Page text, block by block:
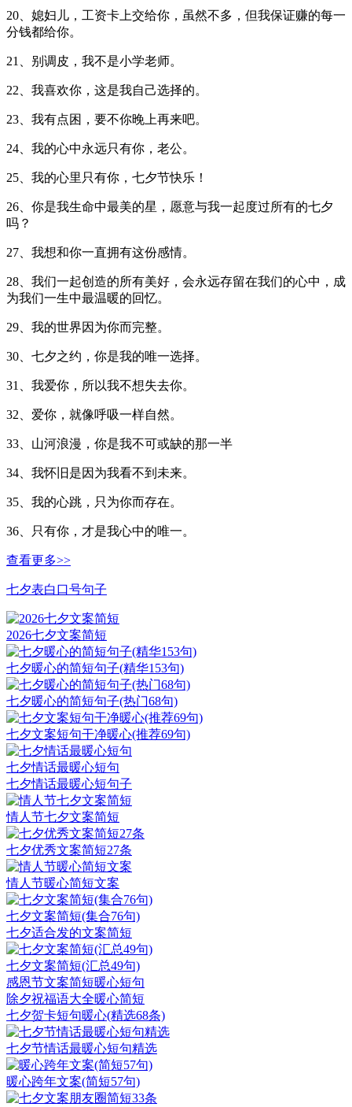
20、媳妇儿，工资卡上交给你，虽然不多，但我保证赚的每一
分钱都给你。
21、别调皮，我不是小学老师。
22、我喜欢你，这是我自己选择的。
23、我有点困，要不你晚上再来吧。
24、我的心中永远只有你，老公。
25、我的心里只有你，七夕节快乐！
26、你是我生命中最美的星，愿意与我一起度过所有的七夕
吗？
27、我想和你一直拥有这份感情。
28、我们一起创造的所有美好，会永远存留在我们的心中，成
为我们一生中最温暖的回忆。
29、我的世界因为你而完整。
30、七夕之约，你是我的唯一选择。
31、我爱你，所以我不想失去你。
32、爱你，就像呼吸一样自然。
33、山河浪漫，你是我不可或缺的那一半
34、我怀旧是因为我看不到未来。
35、我的心跳，只为你而存在。
36、只有你，才是我心中的唯一。
查看更多>>
七夕表白口号句子
2026七夕文案简短
七夕暖心的简短句子(精华153句)
七夕暖心的简短句子(热门68句)
七夕文案短句干净暖心(推荐69句)
七夕情话最暖心短句
七夕情话最暖心短句子
情人节七夕文案简短
七夕优秀文案简短27条
情人节暖心简短文案
七夕文案简短(集合76句)
七夕适合发的文案简短
七夕文案简短(汇总49句)
感恩节文案简短暖心短句
除夕祝福语大全暖心简短
七夕贺卡短句暖心(精选68条)
七夕节情话最暖心短句精选
暖心跨年文案(简短57句)